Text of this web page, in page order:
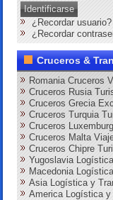
Identificarse
¿Recordar usuario?
¿Recordar
Cruceros &
Romania Cruceros
Cruceros Rusia
Cruceros Grecia
Cruceros Turquia
Cruceros
Cruceros Malta
Cruceros Chipre
Yugoslavia
Macedonia
Asia Logística y
America Logística y